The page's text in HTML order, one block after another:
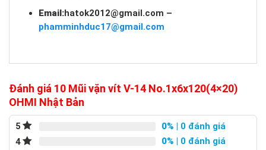
Email:hatok2012@gmail.com –
phamminhduc17@gmail.com
Đánh giá 10 Mũi vặn vít V-14 No.1x6x120(4×20)
OHMI Nhật Bản
5 0% | 0 đánh giá
4
0% | 0 đánh giá